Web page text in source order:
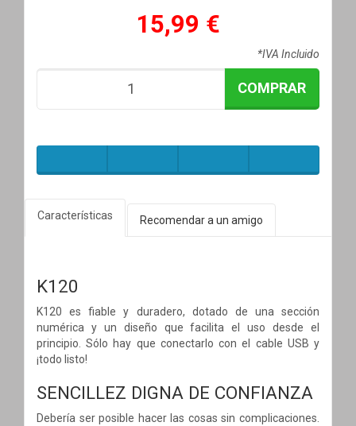
15,99 €
*IVA Incluido
COMPRAR
Características Recomendar a un amigo
K120
K120 es fiable y duradero, dotado de una sección
numérica y un diseño que facilita el uso desde el
principio. Sólo hay que conectarlo con el cable USB y
¡todo listo!
SENCILLEZ DIGNA DE CONFIANZA
Debería ser posible hacer las cosas sin complicaciones.